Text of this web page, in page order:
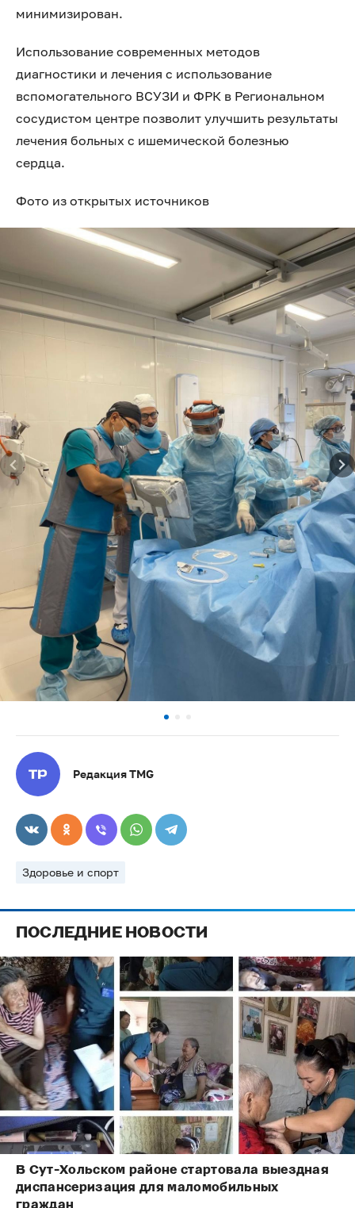
минимизирован.
Использование современных методов
диагностики и лечения с использование
вспомогательного ВСУЗИ и ФРК в Региональном
сосудистом центре позволит улучшить результаты
лечения больных с ишемической болезнью
сердца.
Фото из открытых источников
Редакция TMG
Здоровье и спорт
ПОСЛЕДНИЕ НОВОСТИ
В Сут-Хольском районе стартовала выездная
диспансеризация для маломобильных